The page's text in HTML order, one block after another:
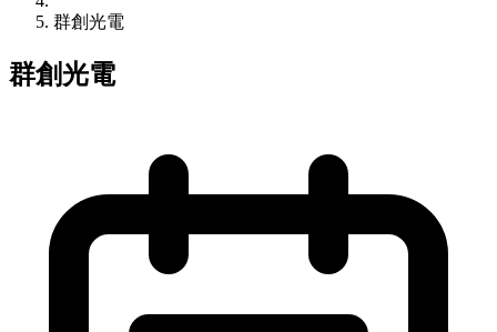
群創光電
群創光電